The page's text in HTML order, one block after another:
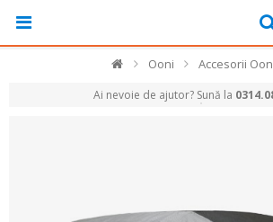
Ooni Accesorii
Ai nevoie de ajutor? Sună la